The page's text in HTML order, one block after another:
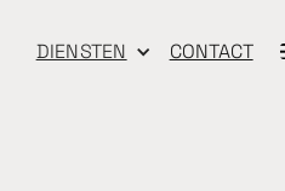
DIENSTEN CONTACT